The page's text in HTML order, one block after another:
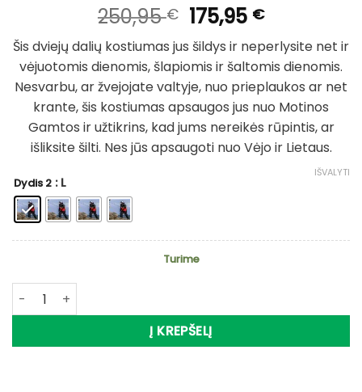
250,95€ Original
price
was:
250,95 €.
175,95 €Current
price
is:
175,95 €.
Šis dviejų dalių kostiumas jus šildys ir neperlysite ​​net ir
vėjuotomis dienomis, šlapiomis ir šaltomis dienomis.
Nesvarbu, ar žvejojate valtyje, nuo prieplaukos ar net
krante, šis kostiumas apsaugos jus nuo Motinos
Gamtos ir užtikrins, kad jums nereikės rūpintis, ar
išliksite šilti. Nes jūs apsaugoti nuo Vėjo ir Lietaus.
Dydis 2 : L
IŠVALYTI
Turime
produkto kiekis: -30% Super Kaina 175eur Kostiumas
Į KREPŠELĮ